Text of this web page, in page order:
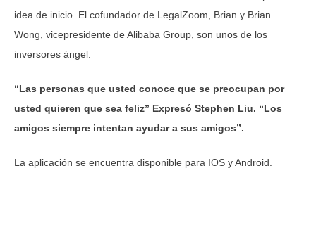
idea de inicio. El cofundador de LegalZoom, Brian y Brian
Wong, vicepresidente de Alibaba Group, son unos de los
inversores ángel.
“Las personas que usted conoce que se preocupan por
usted quieren que sea feliz” Expresó Stephen Liu. “Los
amigos siempre intentan ayudar a sus amigos”.
La aplicación se encuentra disponible para IOS y Android.